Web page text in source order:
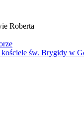
Roberta
św. Brygidy w